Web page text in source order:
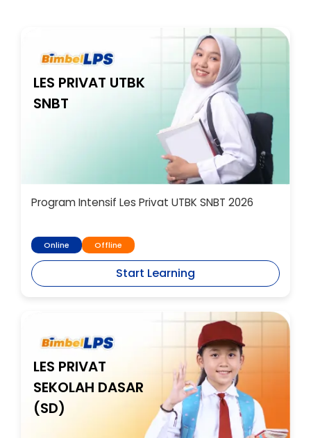
LES PRIVAT UTBK
SNBT
Program Intensif Les Privat UTBK SNBT 2026
Online Offline
Start Learning
LES PRIVAT
SEKOLAH DASAR
(SD)